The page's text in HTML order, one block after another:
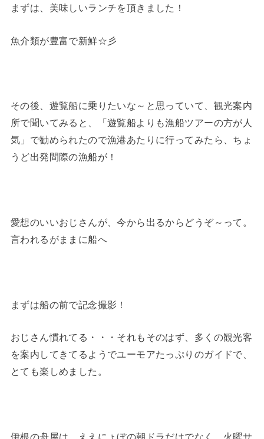
まずは、美味しいランチを頂きました！
魚介類が豊富で新鮮☆彡
その後、遊覧船に乗りたいな～と思っていて、観光案内
所で聞いてみると、「遊覧船よりも漁船ツアーの方が人
気」で勧められたので漁港あたりに行ってみたら、ちょ
うど出発間際の漁船が！
愛想のいいおじさんが、今から出るからどうぞ～って。
言われるがままに船へ
まずは船の前で記念撮影！
おじさん慣れてる・・・それもそのはず、多くの観光客
を案内してきてるようでユーモアたっぷりのガイドで、
とても楽しめました。
伊根の舟屋は、ええにょぼの朝ドラだけでなく、火曜サ